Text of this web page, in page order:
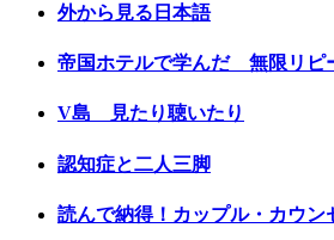
外から見る日本語
帝国ホテルで学んだ 無限リピ
V島 見たり聴いたり
認知症と二人三脚
読んで納得！カップル・カウン